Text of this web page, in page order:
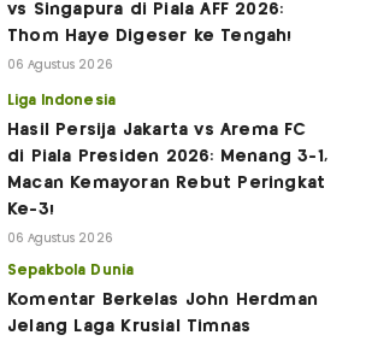
vs Singapura di Piala AFF 2026:
Thom Haye Digeser ke Tengah!
06 Agustus 2026
Liga Indonesia
Hasil Persija Jakarta vs Arema FC
di Piala Presiden 2026: Menang 3-1,
Macan Kemayoran Rebut Peringkat
Ke-3!
06 Agustus 2026
Sepakbola Dunia
Komentar Berkelas John Herdman
Jelang Laga Krusial Timnas